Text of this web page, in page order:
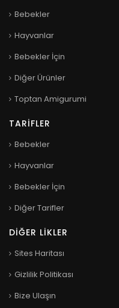
Bebekler
Hayvanlar
Bebekler İçin
Diğer Ürünler
Toptan Amigurumi
TARIFLER
Bebekler
Hayvanlar
Bebekler İçin
Diğer Tarifler
DIĞER LIKLER
Sites Haritası
Gizlilik Politikası
Bize Ulaşın